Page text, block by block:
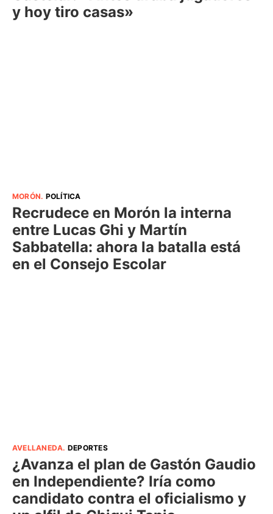
y hoy tiro casas»
MORÓN. POLÍTICA
Recrudece en Morón la interna
entre Lucas Ghi y Martín
Sabbatella: ahora la batalla está
en el Consejo Escolar
AVELLANEDA. DEPORTES
¿Avanza el plan de Gastón Gaudio
en Independiente? Iría como
candidato contra el oficialismo y